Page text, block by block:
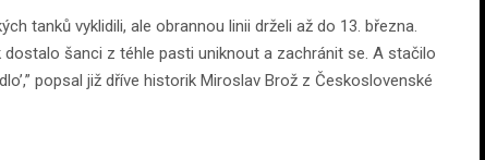
tanků vyklidili, ale obrannou linii drželi až do 13. března.
šanci z téhle pasti uniknout a zachránit se. A stačilo
popsal již dříve historik Miroslav Brož z Československé